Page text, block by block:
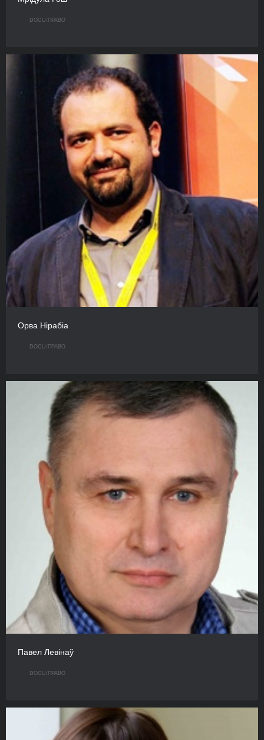
DOCU/ПРАВО
Орва Нірабіа
DOCU/ПРАВО
Павел Левінаў
DOCU/ПРАВО